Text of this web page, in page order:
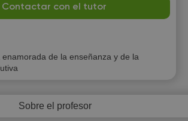
Contactar con el tutor
enamorada de la enseñanza y de la
Sobre el profesor
Su
9
Mo
10
11
10:00